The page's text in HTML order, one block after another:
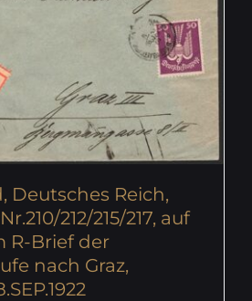
Deutsches Reich,
212/215/217, auf
R-Brief der
nach Graz,